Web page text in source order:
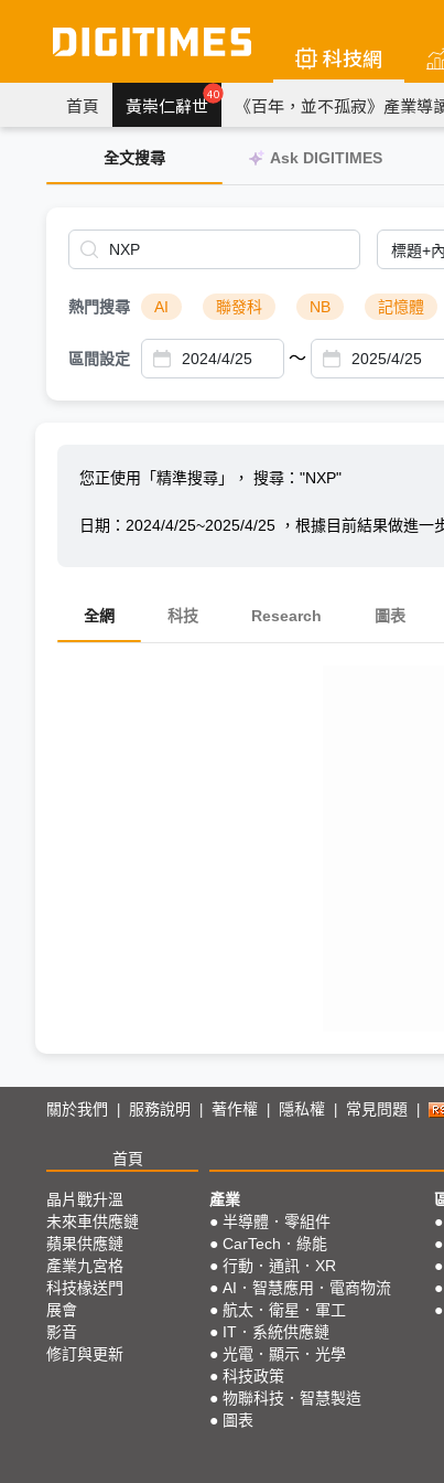
科技網
首頁 黃崇仁辭世40 《百年，並不孤寂》產業導
全文搜尋 Ask DIGITIMES
熱門搜尋 AI 聯發科 NB 記憶體
區間設定 ～
您正使用「精準搜尋」， 搜尋："NXP"
日期： 2024/4/25~2025/4/25 ，根據目前結果做進一
全網 科技 Research 圖表
關於我們 服務說明 著作權 隱私權 常見問題
首頁
晶片戰升溫
未來車供應鏈
蘋果供應鏈
產業九宮格
科技椽送門
展會
影音
修訂與更新
產業
● 半導體．零組件
● CarTech．綠能
● 行動．通訊．XR
● AI．智慧應用．電商物流
● 航太．衛星．軍工
● IT．系統供應鏈
● 光電．顯示．光學
● 科技政策
● 物聯科技．智慧製造
● 圖表
●
●
●
●
●